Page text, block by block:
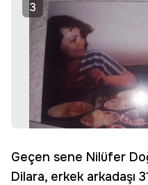
3
Geçen sene Nilüfer
Dilara, erkek arkadaşı